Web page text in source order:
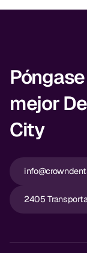
mejor
City
2405